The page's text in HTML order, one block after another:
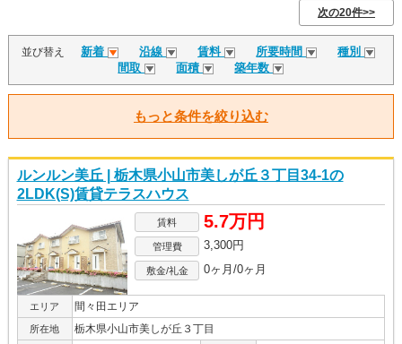
次の20件>>
並び替え 新着 沿線 賃料 所要時間
種別
間取
面積 築年数
もっと条件を絞り込む
ルンルン美丘 | 栃木県小山市美しが丘３丁目34-1の
2LDK(S)賃貸テラスハウス
賃料 5.7万円
管理費 3,300円
敷金/礼金 0ヶ月/0ヶ月
エリア 間々田エリア
所在地 栃木県小山市美しが丘３丁目